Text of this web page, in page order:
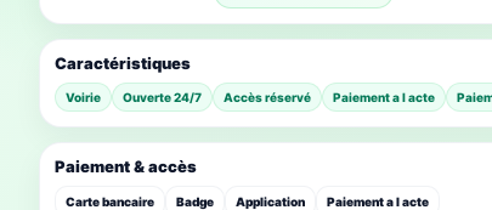
Caractéristiques
Voirie Ouverte 24/7 Accès réservé Paiement a l acte
Paiement & accès
Carte bancaire Badge Application Paiement a l acte